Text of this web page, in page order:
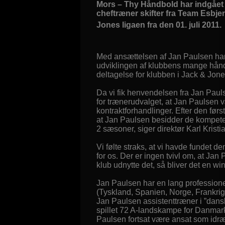
Mors – Thy Håndbold har
cheftræner skifter fra Team
Jones ligaen fra den 01. juli 2011.
Med ansættelsen af Jan Paulsen
udviklingen af klubbens mange
deltagelse for klubben i Jack &
Da vi fik henvendelsen fra Jan
for trænerudvalget, at Jan Paulsen
kontraktforhandlinger. Efter den
at Jan Paulsen besidder de
2 sæsoner, siger direktør Karl
Vi følte straks, at vi havde fundet
for os. Der er ingen tvivl om, at Jan
klub udnytte det, så bliver det en
Jan Paulsen har en lang
(Tyskland, Spanien, Norge,
Jan Paulsen assistenttræner i
spillet 72 A-landskampe for
Paulsen fortsat være ansat som